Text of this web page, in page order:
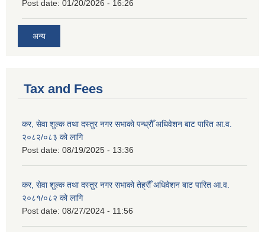
Post date: 01/20/2026 - 16:26
अन्य
Tax and Fees
कर, सेवा शुल्क तथा दस्तुर नगर सभाको पन्ध्रौँ अधिवेशन बाट पारित आ.व.
२०८२/०८३ को लागि
Post date: 08/19/2025 - 13:36
कर, सेवा शुल्क तथा दस्तुर नगर सभाको तेह्रौँ अधिवेशन बाट पारित आ.व.
२०८१/०८२ को लागि
Post date: 08/27/2024 - 11:56